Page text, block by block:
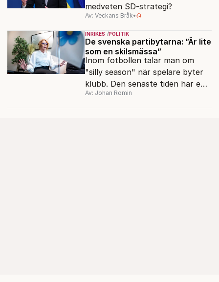
medveten SD-strategi?
Av: Veckans Bråk•
INRIKES POLITIK
De svenska partibytarna: ”Är lite
som en skilsmässa”
Inom fotbollen talar man om
"silly season" när spelare byter
klubb. Den senaste tiden har en
rad svenska politiker bytt parti –
Av: Johan Romin